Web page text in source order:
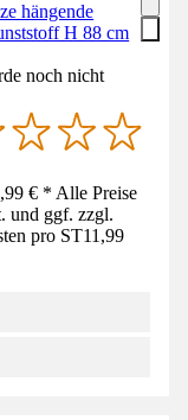
hängende
H 88 cm
noch nicht
€ * Alle Preise
und ggf. zzgl.
pro ST11,99